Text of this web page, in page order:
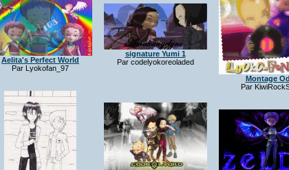
Aelita's Perfect World
Par Lyokofan_97
signature Yumi 1
Par codelyokoreoladed
Montage
Par